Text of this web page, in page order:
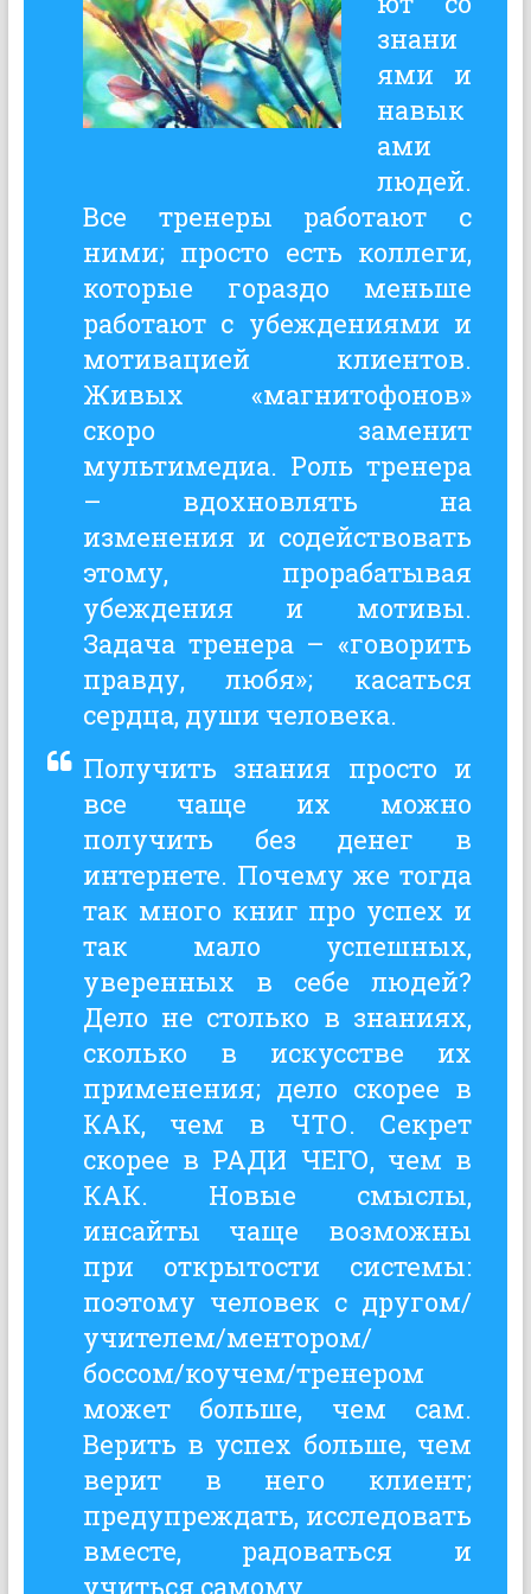
знани
ями и
навык
ами
людей.
Все тренеры работают с
ними; просто есть коллеги,
которые гораздо меньше
работают с убеждениями и
мотивацией клиентов.
Живых «магнитофонов»
скоро заменит
мультимедиа. Роль тренера
– вдохновлять на
изменения и содействовать
этому, прорабатывая
убеждения и мотивы.
Задача тренера – «говорить
правду, любя»; касаться
сердца, души человека.
Получить знания просто и
все чаще их можно
получить без денег в
интернете. Почему же тогда
так много книг про успех и
так мало успешных,
уверенных в себе людей?
Дело не столько в знаниях,
сколько в искусстве их
применения; дело скорее в
КАК, чем в ЧТО. Секрет
скорее в РАДИ ЧЕГО, чем в
КАК. Новые смыслы,
инсайты чаще возможны
при открытости системы:
поэтому человек с другом/
учителем/ментором/
боссом/коучем/тренером
может больше, чем сам.
Верить в успех больше, чем
верит в него клиент;
предупреждать, исследовать
вместе, радоваться и
учиться самому.